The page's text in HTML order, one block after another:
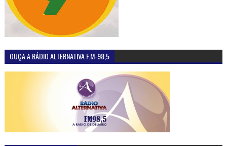
OUÇA A RÁDIO ALTERNATIVA F.M-98,5